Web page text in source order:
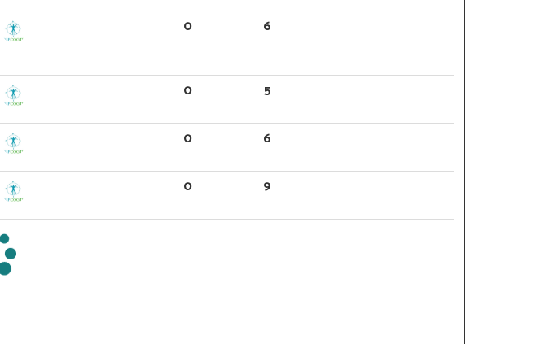
0 6
0 5
0 6
0 9